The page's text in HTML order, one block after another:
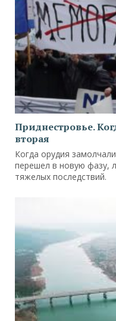
Приднестровье.
вторая
Когда орудия
перешел в новую фазу,
тяжелых последствий.